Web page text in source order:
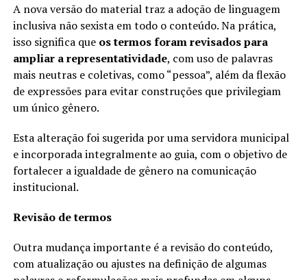
A nova versão do material traz a adoção de linguagem
inclusiva não sexista em todo o conteúdo. Na prática,
isso significa que os termos foram revisados para
ampliar a representatividade, com uso de palavras
mais neutras e coletivas, como “pessoa”, além da flexão
de expressões para evitar construções que privilegiam
um único gênero.
Esta alteração foi sugerida por uma servidora municipal
e incorporada integralmente ao guia, com o objetivo de
fortalecer a igualdade de gênero na comunicação
institucional.
Revisão de termos
Outra mudança importante é a revisão do conteúdo,
com atualização ou ajustes na definição de algumas